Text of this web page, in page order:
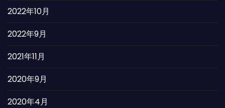
2022年10月
2022年9月
2021年11月
2020年9月
2020年4月